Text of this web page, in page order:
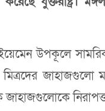
ইয়েমেন উপকূলে
জাহাজগুলো